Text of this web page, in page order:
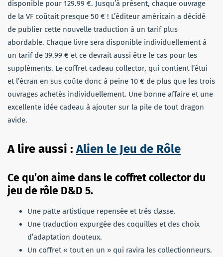
disponible pour 129.99 €. Jusqu’à présent, chaque ouvrage
de la VF coûtait presque 50 € ! L’éditeur américain a décidé
de publier cette nouvelle traduction à un tarif plus
abordable. Chaque livre sera disponible individuellement à
un tarif de 39.99 € et ce devrait aussi être le cas pour les
suppléments. Le coffret cadeau collector, qui contient l’étui
et l’écran en sus coûte donc à peine 10 € de plus que les trois
ouvrages achetés individuellement. Une bonne affaire et une
excellente idée cadeau à ajouter sur la pile de tout dragon
avide.
A lire aussi :Alien le Jeu de Rôle
Ce qu’on aime dans le coffret collector du
jeu de rôle D&D 5.
Une patte artistique repensée et très classe.
Une traduction expurgée des coquilles et des choix
d’adaptation douteux.
Un coffret « tout en un » qui ravira les collectionneurs.